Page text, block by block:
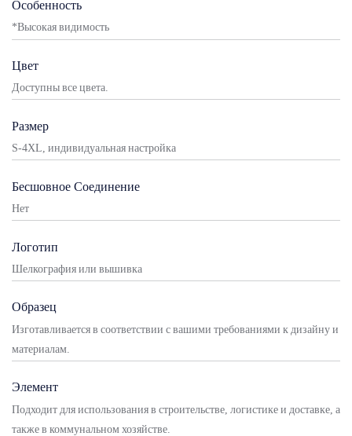
Особенность
*Высокая видимость
Цвет
Доступны все цвета.
Размер
S-4XL, индивидуальная настройка
Бесшовное Соединение
Нет
Логотип
Шелкография или вышивка
Образец
Изготавливается в соответствии с вашими требованиями к дизайну и
материалам.
Элемент
Подходит для использования в строительстве, логистике и доставке, а
также в коммунальном хозяйстве.